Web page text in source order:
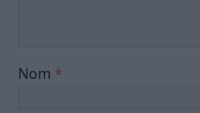
Nom *